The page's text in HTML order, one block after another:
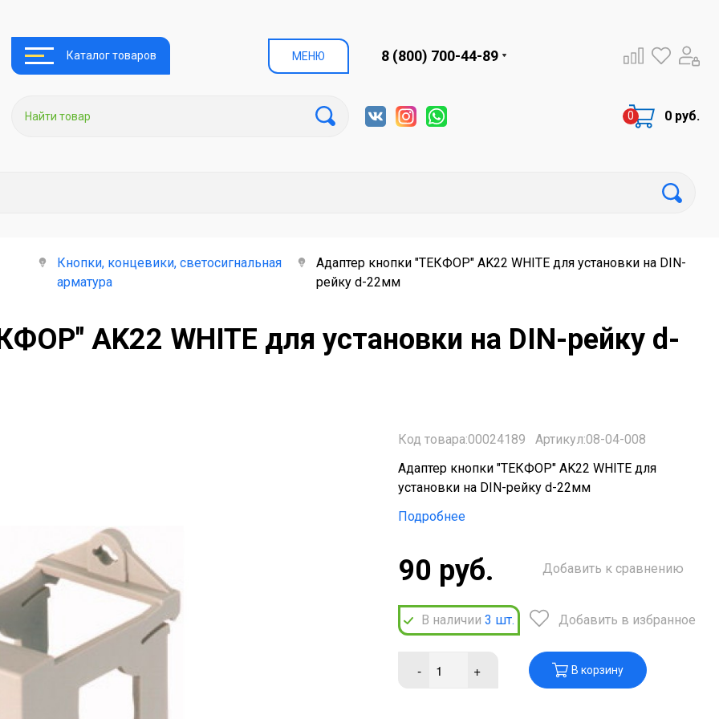
Каталог товаров МЕНЮ 8 (800) 700-44-89
0 руб.
Кнопки, концевики, светосигнальная
арматура
Адаптер кнопки "ТЕКФОР" AK22 WHITE для установки на DIN-
рейку d-22мм
AK22 WHITE для установки на DIN-рейку d-
Код товара:00024189
Артикул:08-04-008
Адаптер кнопки "ТЕКФОР" AK22 WHITE для
установки на DIN-рейку d-22мм
Подробнее
90 руб.
В наличии 3 шт.
Добавить к сравнению
Добавить в избранное
- + В корзину